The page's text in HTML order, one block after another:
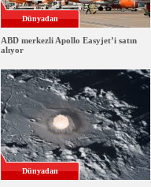
Dünyadan
ABD merkezli Apollo Easyjet’i satın
alıyor
Dünyadan